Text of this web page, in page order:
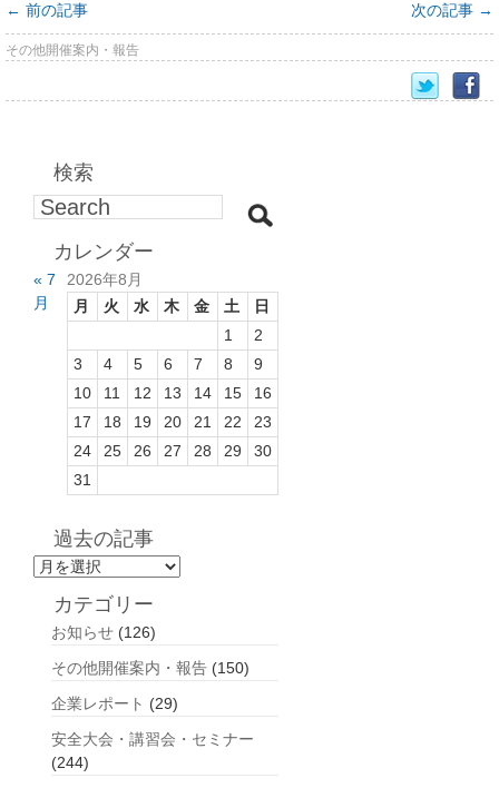
← 前の記事 次の記事 →
その他開催案内・報告
検索
カレンダー
2026年8月
月
火 水 木 金 土
日
1
2
3
4 5 6 7 8
9
10
11 12 13 14 15
16
17
18 19 20 21 22
23
24
25 26 27 28 29
30
31
« 7
月
過去の記事
過
カテゴリー
お知らせ (126)
その他開催案内・報告 (150)
企業レポート (29)
安全大会・講習会・セミナー
(244)